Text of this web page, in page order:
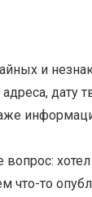
и
дату
то